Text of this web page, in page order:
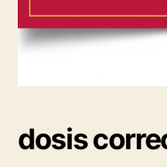
dosis